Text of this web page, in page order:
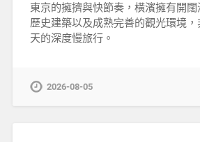
東京的擁擠與快節奏，橫濱擁有開闊
歷史建築以及成熟完善的觀光環境
天的深度慢旅行。
2026-08-05